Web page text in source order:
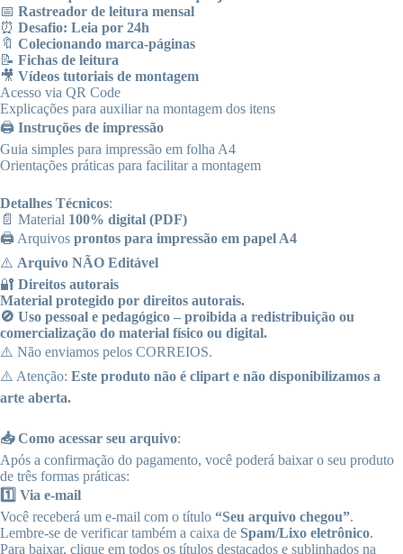
📅 Rastreador de leitura mensal
⏰ Desafio: Leia por 24h
🔖 Colecionando marca-páginas
📝 Fichas de leitura
🎥 Vídeos tutoriais de montagem
Acesso via QR Code
Explicações para auxiliar na montagem dos itens
🖨️ Instruções de impressão
Guia simples para impressão em folha A4
Orientações práticas para facilitar a montagem
Detalhes Técnicos:
📄 Material 100% digital (PDF)
🖨️ Arquivos prontos para impressão em papel A4
⚠️ Arquivo NÃO Editável
🔐 Direitos autorais
Material protegido por direitos autorais.
🚫 Uso pessoal e pedagógico – proibida a redistribuição ou
comercialização do material físico ou digital.
⚠️ Não enviamos pelos CORREIOS.
⚠️ Atenção: Este produto não é clipart e não disponibilizamos a
arte aberta.
📥 Como acessar seu arquivo:
Após a confirmação do pagamento, você poderá baixar o seu produto
de três formas práticas:
1️⃣ Via e-mail
Você receberá um e-mail com o título “Seu arquivo chegou”.
Lembre-se de verificar também a caixa de Spam/Lixo eletrônico.
Para baixar, clique em todos os títulos destacados e sublinhados na